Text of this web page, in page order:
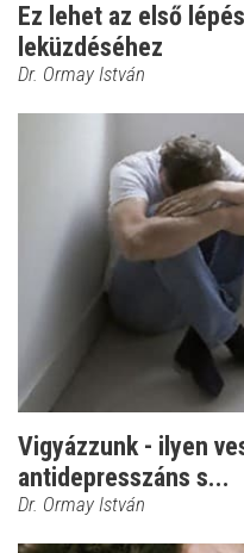
Ez lehet az első
leküzdéséhez
Dr. Ormay István
Vigyázzunk - ilyen
antidepresszáns s...
Dr. Ormay István